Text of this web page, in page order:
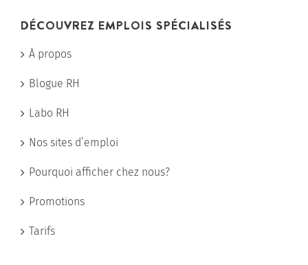
DÉCOUVREZ EMPLOIS SPÉCIALISÉS
À propos
Blogue RH
Labo RH
Nos sites d’emploi
Pourquoi afficher chez nous?
Promotions
Tarifs